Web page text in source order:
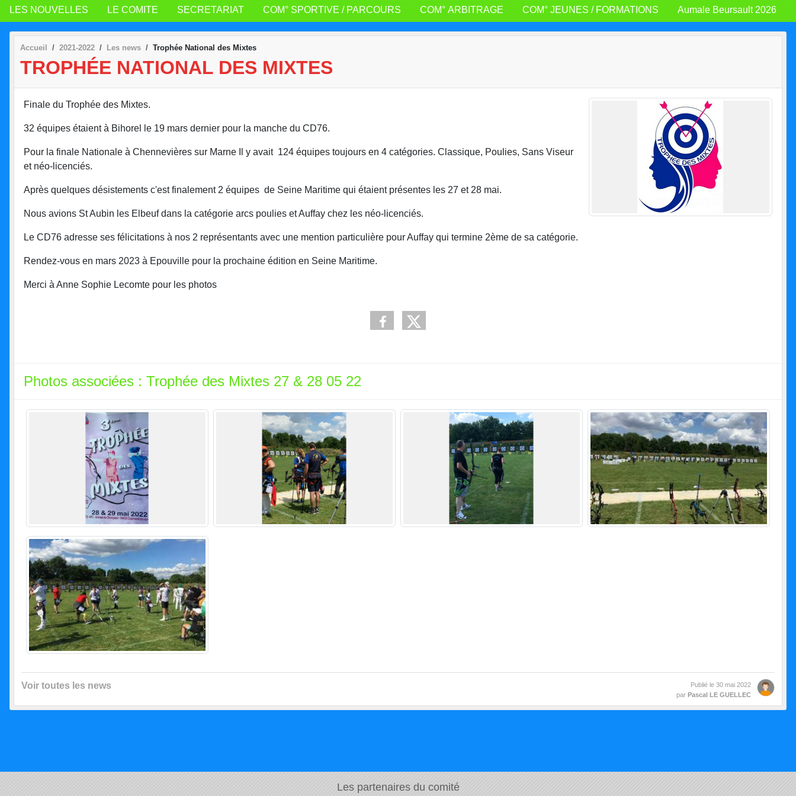
LES NOUVELLES LE COMITE SECRETARIAT COM° SPORTIVE / PARCOURS COM° ARBITRAGE COM° JEUNES / FORMATIONS Aumale Beursault 2026
Accueil 2021-2022 Les news Trophée National des Mixtes
TROPHÉE NATIONAL DES MIXTES
Finale du Trophée des Mixtes.
32 équipes étaient à Bihorel le 19 mars dernier pour la manche du CD76.
Pour la finale Nationale à Chennevières sur Marne Il y avait 124 équipes toujours en 4 catégories. Classique, Poulies, Sans Viseur
et néo-licenciés.
Après quelques désistements c'est finalement 2 équipes de Seine Maritime qui étaient présentes les 27 et 28 mai.
Nous avions St Aubin les Elbeuf dans la catégorie arcs poulies et Auffay chez les néo-licenciés.
Le CD76 adresse ses félicitations à nos 2 représentants avec une mention particulière pour Auffay qui termine 2ème de sa catégorie.
Rendez-vous en mars 2023 à Epouville pour la prochaine édition en Seine Maritime.
Merci à Anne Sophie Lecomte pour les photos
Photos associées : Trophée des Mixtes 27 & 28 05 22
Voir toutes les news Publié le 30 mai 2022
par Pascal LE GUELLEC
Les partenaires du comité